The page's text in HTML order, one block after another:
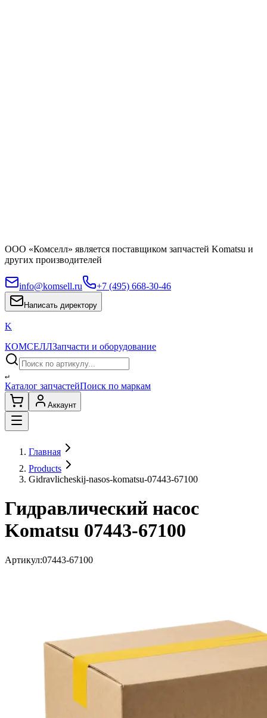
ООО «Комселл» является поставщиком запчастей Komatsu и
других производителей
info@komsell.ru +7 (495) 668-30-46
Написать директору
K
КОМСЕЛЛЗапчасти и оборудование
↵
Каталог запчастейПоиск по маркам
Аккаунт
Главная
Products
Gidravlicheskij-nasos-komatsu-07443-67100
Гидравлический насос
Komatsu 07443-67100
Артикул:07443-67100